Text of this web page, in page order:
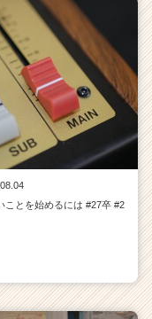
ことを始めるには #27卒 #2